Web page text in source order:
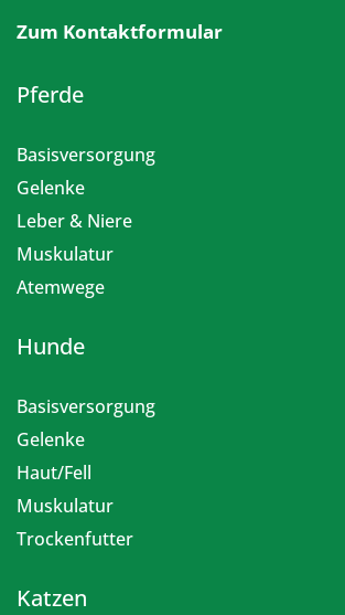
Zum Kontaktformular
Pferde
Basisversorgung
Gelenke
Leber & Niere
Muskulatur
Atemwege
Hunde
Basisversorgung
Gelenke
Haut/Fell
Muskulatur
Trockenfutter
Katzen